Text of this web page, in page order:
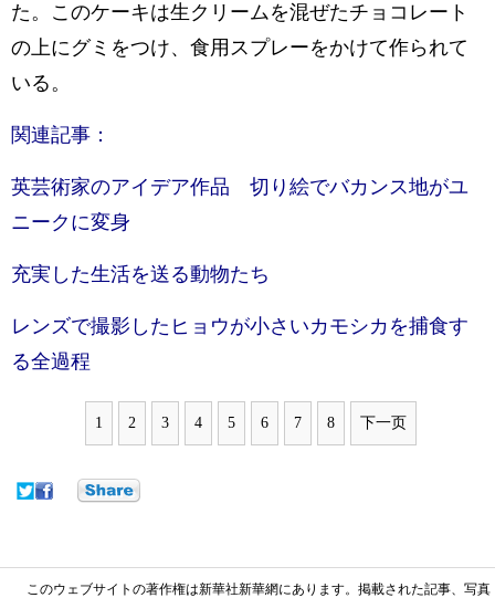
た。このケーキは生クリームを混ぜたチョコレート
の上にグミをつけ、食用スプレーをかけて作られて
いる。
関連記事：
英芸術家のアイデア作品 切り絵でバカンス地がユ
ニークに変身
充実した生活を送る動物たち
レンズで撮影したヒョウが小さいカモシカを捕食す
る全過程
1 2 3 4 5 6 7 8 下一页
このウェブサイトの著作権は新華社新華網にあります。掲載された記事、写真